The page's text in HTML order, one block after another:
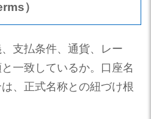
）
支払条件、通貨、レー
一致しているか。口座名
、正式名称との紐づけ根